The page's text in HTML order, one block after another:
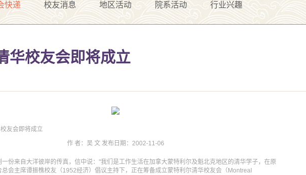
快递 校友消息 地区活动 院系活动 行业兴趣
华校友会即将成立
友会即将成立
作 者：吴 文 发布日期：2002-11-06
份来自大洋彼岸的传真，信中说："我们是工作生活在加拿大蒙特利尔及魁北克地区的清华学子，在原
总会主席谭振樵校友（1952经济）倡议主持下，正在筹备成立蒙特利尔清华校友会（Montreal